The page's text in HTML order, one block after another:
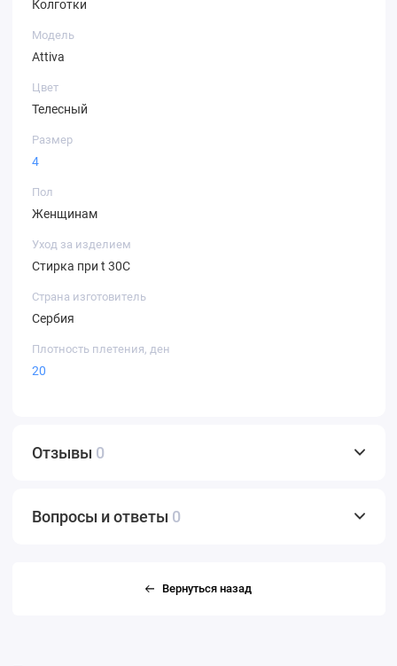
Колготки
Модель
Attiva
Цвет
Телесный
Размер
4
Пол
Женщинам
Уход за изделием
Стирка при t 30С
Страна изготовитель
Сербия
Плотность плетения, ден
20
Отзывы 0
Вопросы и ответы 0
Вернуться назад